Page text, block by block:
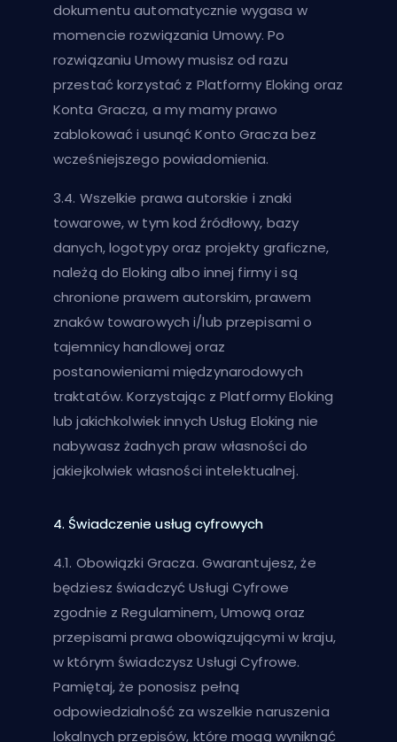
dokumentu automatycznie wygasa w
momencie rozwiązania Umowy. Po
rozwiązaniu Umowy musisz od razu
przestać korzystać z Platformy Eloking oraz
Konta Gracza, a my mamy prawo
zablokować i usunąć Konto Gracza bez
wcześniejszego powiadomienia.
3.4. Wszelkie prawa autorskie i znaki
towarowe, w tym kod źródłowy, bazy
danych, logotypy oraz projekty graficzne,
należą do Eloking albo innej firmy i są
chronione prawem autorskim, prawem
znaków towarowych i/lub przepisami o
tajemnicy handlowej oraz
postanowieniami międzynarodowych
traktatów. Korzystając z Platformy Eloking
lub jakichkolwiek innych Usług Eloking nie
nabywasz żadnych praw własności do
jakiejkolwiek własności intelektualnej.
4. Świadczenie usług cyfrowych
4.1. Obowiązki Gracza. Gwarantujesz, że
będziesz świadczyć Usługi Cyfrowe
zgodnie z Regulaminem, Umową oraz
przepisami prawa obowiązującymi w kraju,
w którym świadczysz Usługi Cyfrowe.
Pamiętaj, że ponosisz pełną
odpowiedzialność za wszelkie naruszenia
lokalnych przepisów, które mogą wyniknąć